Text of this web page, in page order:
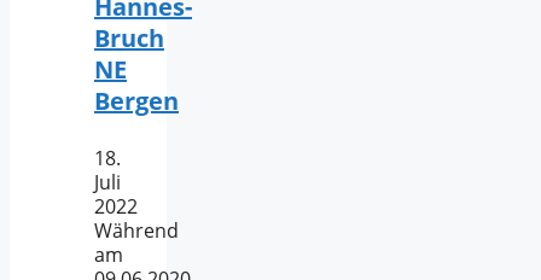
Hannes-
Bruch
NE
Bergen
18.
Juli
2022
Während
am